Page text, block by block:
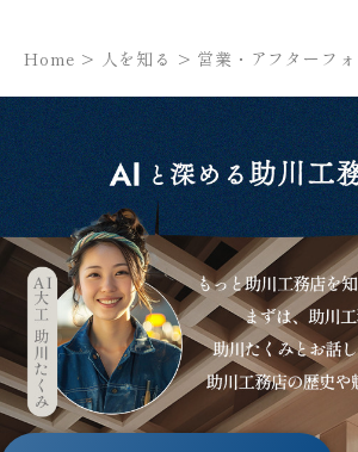
Home > 人を知る > 営業・アフターフォ